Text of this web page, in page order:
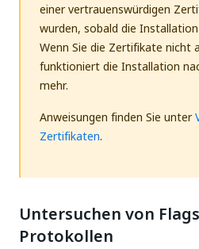
einer vertrauenswürdigen
wurden, sobald die
Wenn Sie die Zertifikate nicht
funktioniert die Installation
mehr.
Anweisungen finden Sie unter
Zertifikaten.
Untersuchen von
Protokollen